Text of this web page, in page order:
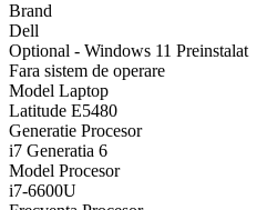
Brand
Dell
Optional - Windows 11 Preinstalat
Fara sistem de operare
Model Laptop
Latitude E5480
Generatie Procesor
i7 Generatia 6
Model Procesor
i7-6600U